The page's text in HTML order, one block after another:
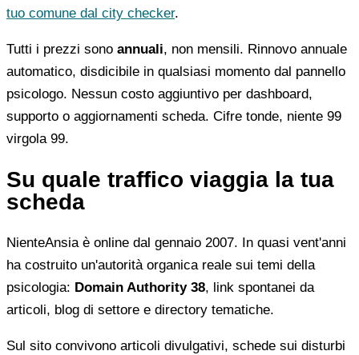
tuo comune dal city checker.
Tutti i prezzi sono annuali, non mensili. Rinnovo annuale
automatico, disdicibile in qualsiasi momento dal pannello
psicologo. Nessun costo aggiuntivo per dashboard,
supporto o aggiornamenti scheda. Cifre tonde, niente 99
virgola 99.
Su quale traffico viaggia la tua
scheda
NienteAnsia è online dal gennaio 2007. In quasi vent'anni
ha costruito un'autorità organica reale sui temi della
psicologia: Domain Authority 38, link spontanei da
articoli, blog di settore e directory tematiche.
Sul sito convivono articoli divulgativi, schede sui disturbi